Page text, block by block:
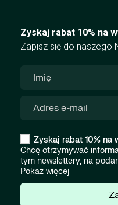
Zyskaj rabat 10% na
Zapisz się do naszego
Zyskaj rabat 10% na
Chcę otrzymywać
tym newslettery, na
Pokaż więcej